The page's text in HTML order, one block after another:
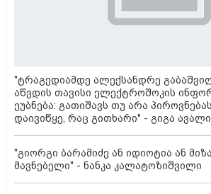
"ტრაგედიამდე ალექსანდრე
აწვდის თავისი ელექტროშოკის
ეუბნება: გათიშავს თუ არა
დაივიწყე, რაც გითხარი" - გიგა
"გიორგი ბარამიძე ან იდიოტია ან
მავნებელი" - ნანკა კალატოზიშვილი